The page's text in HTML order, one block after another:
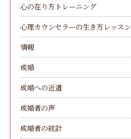
心の在り方トレーニング
心理カウンセラーの生き方レッスン
情報
成婚
成婚への近道
成婚者の声
成婚者の統計